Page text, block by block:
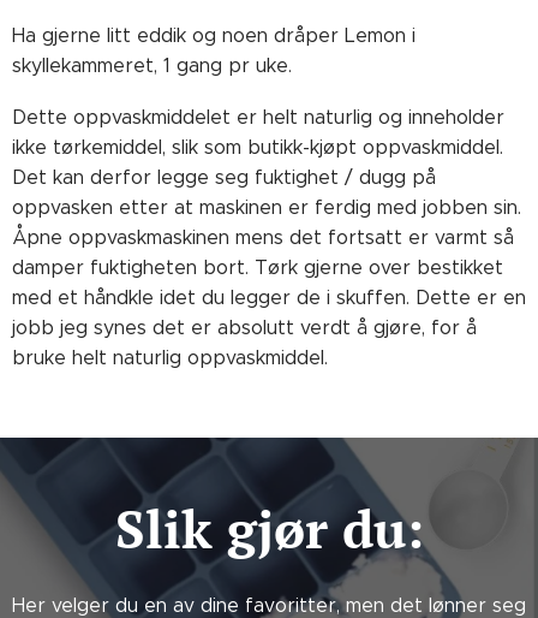
Ha gjerne litt eddik og noen dråper Lemon i
skyllekammeret, 1 gang pr uke.
Dette oppvaskmiddelet er helt naturlig og inneholder
ikke tørkemiddel, slik som butikk-kjøpt oppvaskmiddel.
Det kan derfor legge seg fuktighet / dugg på
oppvasken etter at maskinen er ferdig med jobben sin.
Åpne oppvaskmaskinen mens det fortsatt er varmt så
damper fuktigheten bort. Tørk gjerne over bestikket
med et håndkle idet du legger de i skuffen. Dette er en
jobb jeg synes det er absolutt verdt å gjøre, for å
bruke helt naturlig oppvaskmiddel.
Slik gjør du:
Her velger du en av dine favoritter, men det lønner seg